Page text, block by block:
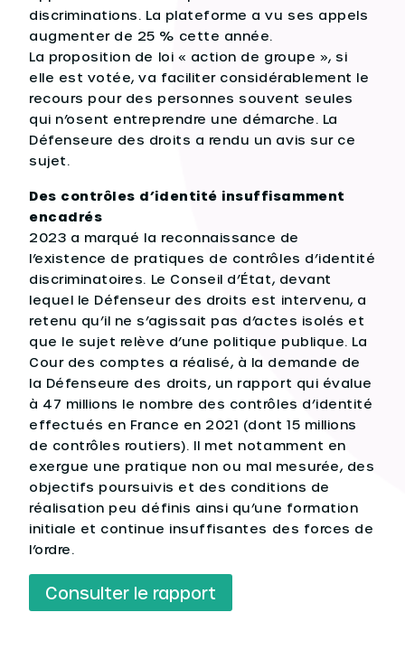
discriminations. La plateforme a vu ses appels
augmenter de 25 % cette année.
La proposition de loi « action de groupe », si
elle est votée, va faciliter considérablement le
recours pour des personnes souvent seules
qui n’osent entreprendre une démarche. La
Défenseure des droits a rendu un avis sur ce
sujet.
Des contrôles d’identité insuffisamment
encadrés
2023 a marqué la reconnaissance de
l’existence de pratiques de contrôles d’identité
discriminatoires. Le Conseil d’État, devant
lequel le Défenseur des droits est intervenu, a
retenu qu’il ne s’agissait pas d’actes isolés et
que le sujet relève d’une politique publique. La
Cour des comptes a réalisé, à la demande de
la Défenseure des droits, un rapport qui évalue
à 47 millions le nombre des contrôles d’identité
effectués en France en 2021 (dont 15 millions
de contrôles routiers). Il met notamment en
exergue une pratique non ou mal mesurée, des
objectifs poursuivis et des conditions de
réalisation peu définis ainsi qu’une formation
initiale et continue insuffisantes des forces de
l’ordre.
Consulter le rapport